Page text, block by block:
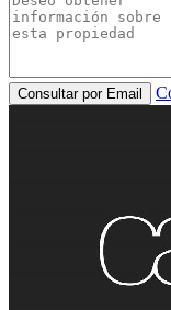
Consultar por Email